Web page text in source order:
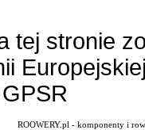
tej stronie
ROOWERY.pl - komponenty i